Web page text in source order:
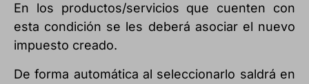
En los productos/servicios que cuenten con
esta condición se les deberá asociar el nuevo
impuesto creado.
De forma automática al seleccionarlo saldrá en